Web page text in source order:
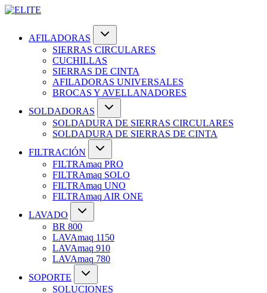
AFILADORAS
SIERRAS CIRCULARES
CUCHILLAS
SIERRAS DE CINTA
AFILADORAS UNIVERSALES
BROCAS Y AVELLANADORES
SOLDADORAS
SOLDADURA DE SIERRAS CIRCULARES
SOLDADURA DE SIERRAS DE CINTA
FILTRACIÓN
FILTRAmaq PRO
FILTRAmaq SOLO
FILTRAmaq UNO
FILTRAmaq AIR ONE
LAVADO
BR 800
LAVAmaq 1150
LAVAmaq 910
LAVAmaq 780
SOPORTE
SOLUCIONES